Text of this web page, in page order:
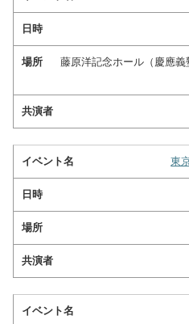
藤原洋記念ホール（慶應
東